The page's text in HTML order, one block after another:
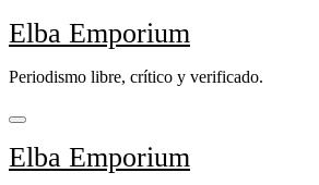
Saltar
al
Elba Emporium
Periodismo libre, crítico y verificado.
Elba Emporium